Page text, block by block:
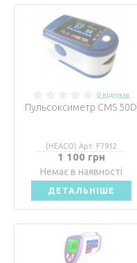
0 відгуків
Пульсоксиметр CMS 50D
(HEACO) Арт: F7912
1 100 грн
Немає в наявності
ДЕТАЛЬНІШЕ